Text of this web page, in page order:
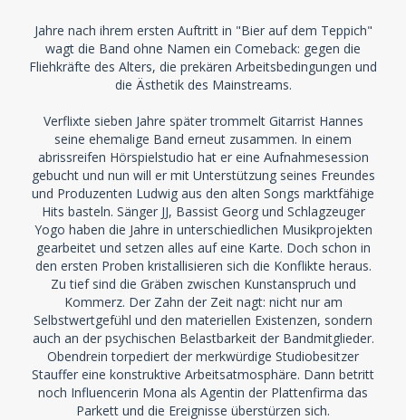
Jahre nach ihrem ersten Auftritt in "Bier auf dem Teppich"
wagt die Band ohne Namen ein Comeback: gegen die
Fliehkräfte des Alters, die prekären Arbeitsbedingungen und
die Ästhetik des Mainstreams.
Verflixte sieben Jahre später trommelt Gitarrist Hannes
seine ehemalige Band erneut zusammen. In einem
abrissreifen Hörspielstudio hat er eine Aufnahmesession
gebucht und nun will er mit Unterstützung seines Freundes
und Produzenten Ludwig aus den alten Songs marktfähige
Hits basteln. Sänger JJ, Bassist Georg und Schlagzeuger
Yogo haben die Jahre in unterschiedlichen Musikprojekten
gearbeitet und setzen alles auf eine Karte. Doch schon in
den ersten Proben kristallisieren sich die Konflikte heraus.
Zu tief sind die Gräben zwischen Kunstanspruch und
Kommerz. Der Zahn der Zeit nagt: nicht nur am
Selbstwertgefühl und den materiellen Existenzen, sondern
auch an der psychischen Belastbarkeit der Bandmitglieder.
Obendrein torpediert der merkwürdige Studiobesitzer
Stauffer eine konstruktive Arbeitsatmosphäre. Dann betritt
noch Influencerin Mona als Agentin der Plattenfirma das
Parkett und die Ereignisse überstürzen sich.